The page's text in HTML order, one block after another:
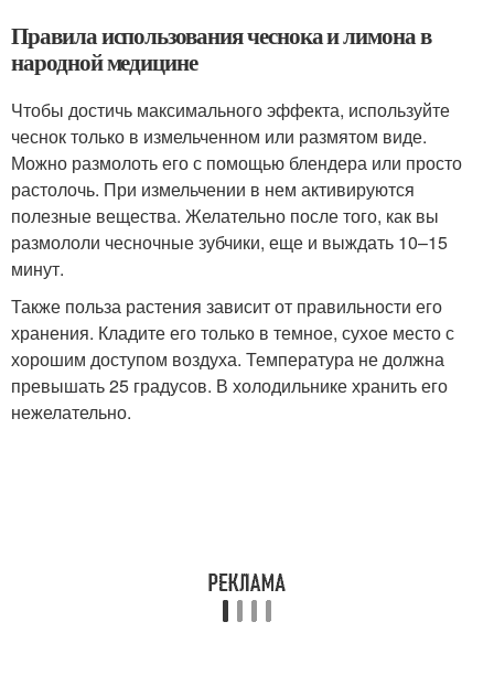
Правила использования чеснока и лимона в
народной медицине
Чтобы достичь максимального эффекта, используйте
чеснок только в измельченном или размятом виде.
Можно размолоть его с помощью блендера или просто
растолочь. При измельчении в нем активируются
полезные вещества. Желательно после того, как вы
размололи чесночные зубчики, еще и выждать 10–15
минут.
Также польза растения зависит от правильности его
хранения. Кладите его только в темное, сухое место с
хорошим доступом воздуха. Температура не должна
превышать 25 градусов. В холодильнике хранить его
нежелательно.